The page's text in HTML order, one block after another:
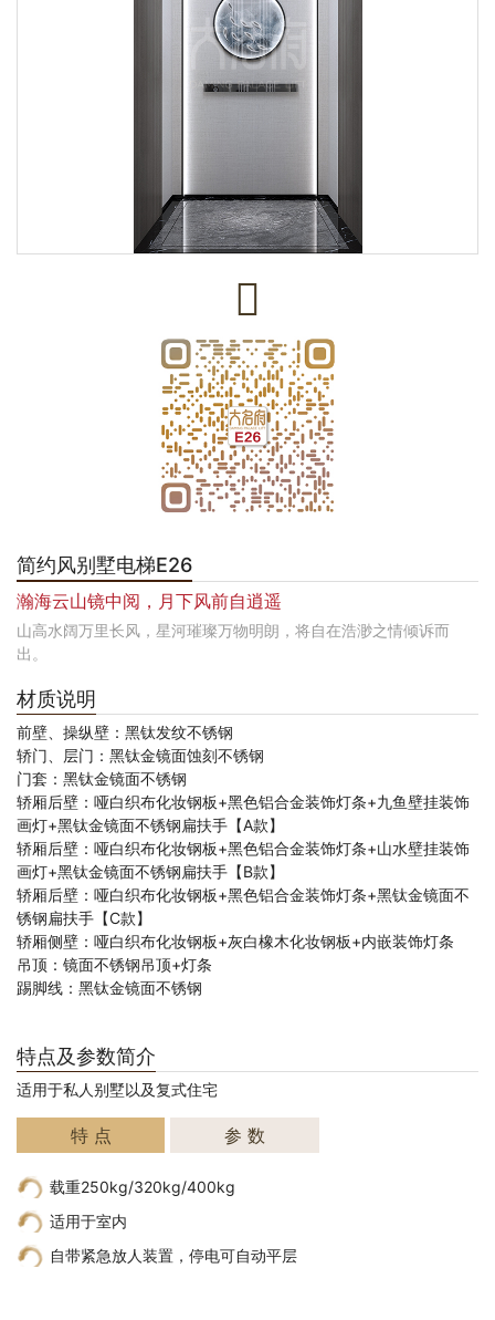
简约风别墅电梯E26
瀚海云山镜中阅，月下风前自逍遥
山高水阔万里长风，星河璀璨万物明朗，将自在浩渺之情倾诉而
出。
材质说明
前壁、操纵壁：黑钛发纹不锈钢
轿门、层门：黑钛金镜面蚀刻不锈钢
门套：黑钛金镜面不锈钢
轿厢后壁：哑白织布化妆钢板+黑色铝合金装饰灯条+九鱼壁挂装饰
画灯+黑钛金镜面不锈钢扁扶手【A款】
轿厢后壁：哑白织布化妆钢板+黑色铝合金装饰灯条+山水壁挂装饰
画灯+黑钛金镜面不锈钢扁扶手【B款】
轿厢后壁：哑白织布化妆钢板+黑色铝合金装饰灯条+黑钛金镜面不
锈钢扁扶手【C款】
轿厢侧壁：哑白织布化妆钢板+灰白橡木化妆钢板+内嵌装饰灯条
吊顶：镜面不锈钢吊顶+灯条
踢脚线：黑钛金镜面不锈钢
特点及参数简介
适用于私人别墅以及复式住宅
特 点 参 数
载重250kg/320kg/400kg
适用于室内
自带紧急放人装置，停电可自动平层